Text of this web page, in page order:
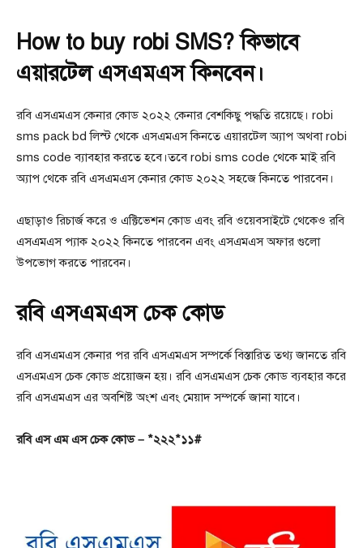
How to buy robi SMS? কিভাবে
এয়ারটেল এসএমএস কিনবেন।
রবি এসএমএস কেনার কোড ২০২২ কেনার বেশকিছু পদ্ধতি রয়েছে। robi
sms pack bd লিস্ট থেকে এসএমএস কিনতে এয়ারটেল অ্যাপ অথবা robi
sms code ব্যাবহার করতে হবে।তবে robi sms code থেকে মাই রবি
অ্যাপ থেকে রবি এসএমএস কেনার কোড ২০২২ সহজে কিনতে পারবেন।
এছাড়াও রিচার্জ করে ও এক্টিভেশন কোড এবং রবি ওয়েবসাইটে থেকেও রবি
এসএমএস প্যাক ২০২২ কিনতে পারবেন এবং এসএমএস অফার গুলো
উপভোগ করতে পারবেন।
রবি এসএমএস চেক কোড
রবি এসএমএস কেনার পর রবি এসএমএস সম্পর্কে বিস্তারিত তথ্য জানতে রবি
এসএমএস চেক কোড প্রয়োজন হয়। রবি এসএমএস চেক কোড ব্যবহার করে
রবি এসএমএস এর অবশিষ্ট অংশ এবং মেয়াদ সম্পর্কে জানা যাবে।
রবি এস এম এস চেক কোড – *২২২*১১#